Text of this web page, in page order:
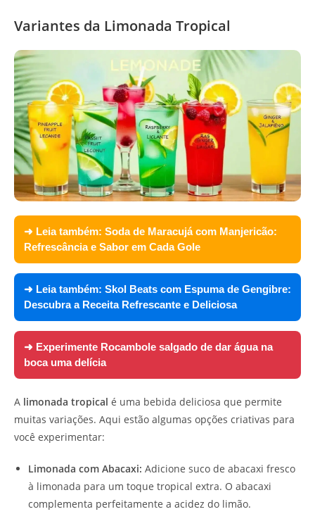
Variantes da Limonada Tropical
➜ Leia também: Soda de Maracujá com Manjericão:
Refrescância e Sabor em Cada Gole
➜ Leia também: Skol Beats com Espuma de Gengibre:
Descubra a Receita Refrescante e Deliciosa
➜ Experimente Rocambole salgado de dar água na
boca uma delícia
A limonada tropical é uma bebida deliciosa que permite
muitas variações. Aqui estão algumas opções criativas para
você experimentar:
Limonada com Abacaxi: Adicione suco de abacaxi fresco
à limonada para um toque tropical extra. O abacaxi
complementa perfeitamente a acidez do limão.